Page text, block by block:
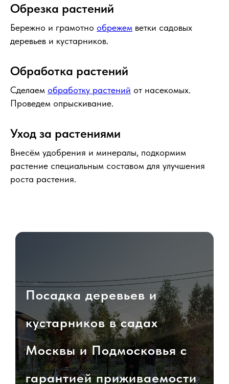
Обрезка растений
Бережно и грамотно обрежем ветки садовых
деревьев и кустарников.
Обработка растений
Сделаем обработку растений от насекомых.
Проведем опрыскивание.
Уход за растениями
Внесём удобрения и минералы, подкормим
растение специальным составом для улучшения
роста растения.
Посадка деревьев и
кустарников в садах
Москвы и Подмосковья с
гарантией приживаемости